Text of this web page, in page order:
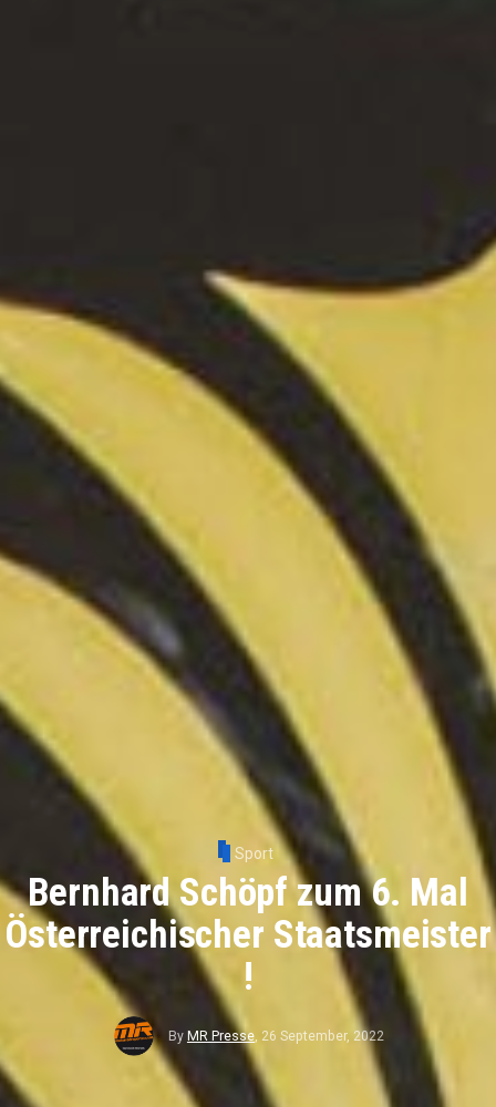
Sport
Bernhard Schöpf zum 6. Mal
Österreichischer Staatsmeister
!
By MR Presse, 26 September, 2022